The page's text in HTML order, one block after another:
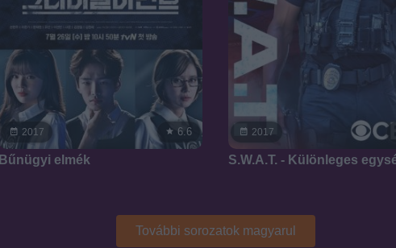
2017 6.6
Bűnügyi elmék
2017
S.W.A.T. - Különleges
További sorozatok magyarul